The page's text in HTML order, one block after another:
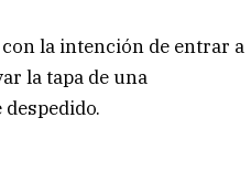
la intención de entrar a
la tapa de una